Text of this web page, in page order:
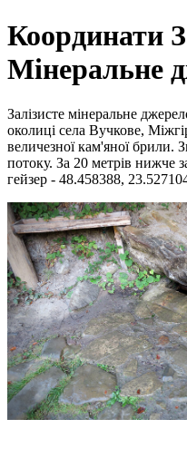
Координати
Мінеральне
Залізисте мінеральне
околиці села Вучкове,
величезної кам'яної брили.
потоку. За 20 метрів нижче
гейзер - 48.458388,